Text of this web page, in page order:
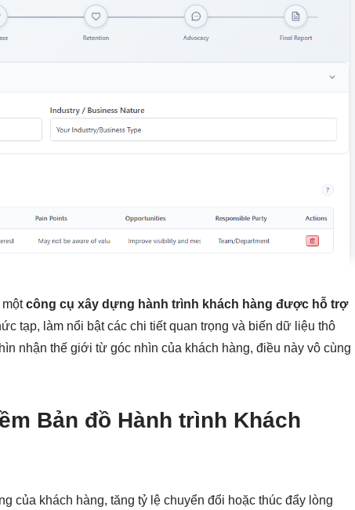
công cụ xây dựng hành trình khách hàng được hỗ trợ
tạp, làm nổi bật các chi tiết quan trọng và biến dữ liệu thô
nhận thế giới từ góc nhìn của khách hàng, điều này vô cùng
Bản đồ Hành trình Khách
của khách hàng, tăng tỷ lệ chuyển đổi hoặc thúc đẩy lòng